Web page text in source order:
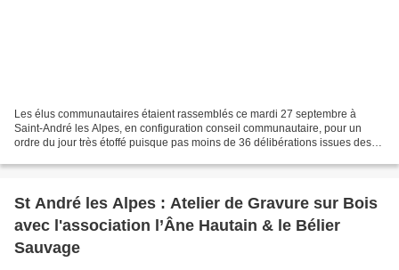
Les élus communautaires étaient rassemblés ce mardi 27 septembre à
Saint-André les Alpes, en configuration conseil communautaire, pour un
ordre du jour très étoffé puisque pas moins de 36 délibérations issues des
St André les Alpes : Atelier de Gravure sur Bois
avec l'association l’Âne Hautain & le Bélier
Sauvage